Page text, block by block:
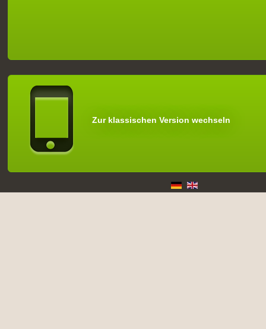
Zur klassischen Version wechseln